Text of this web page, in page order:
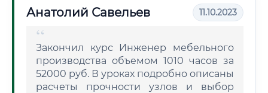
Анатолий Савельев 11.10.2023
Закончил курс Инженер мебельного
производства объемом 1010 часов за
52000 руб. В уроках подробно описаны
расчеты прочности узлов и выбор